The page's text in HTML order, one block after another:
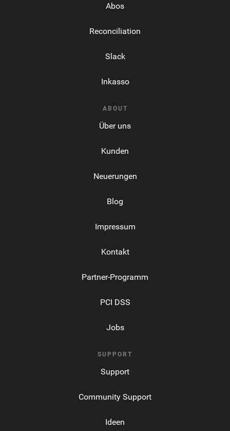
Abos
Reconciliation
Slack
Inkasso
ABOUT
Über uns
Kunden
Neuerungen
Blog
Impressum
Kontakt
Partner-Programm
PCI DSS
Jobs
SUPPORT
Support
Community Support
Ideen